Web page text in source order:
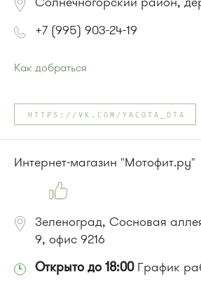
+7 (995) 903-24-19
Как добраться
Автобус №366
Маршрутка №460М
или до остановки"Брехово 2 ":
Маршрутка № 460м, 479м, 707м
HTTPS://VK.COM/YACOTA_DTA
Интернет-магазин "Мотофит.ру"
Зеленоград, Сосновая
9, офис 9216
Открыто до 18:00График